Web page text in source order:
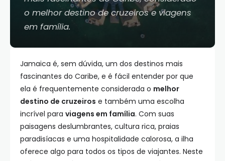
o melhor destino de cruzeiros e viagens
em família.
Jamaica é, sem dúvida, um dos destinos mais
fascinantes do Caribe, e é fácil entender por que
ela é frequentemente considerada o melhor
destino de cruzeiros e também uma escolha
incrível para viagens em família. Com suas
paisagens deslumbrantes, cultura rica, praias
paradisíacas e uma hospitalidade calorosa, a ilha
oferece algo para todos os tipos de viajantes. Neste